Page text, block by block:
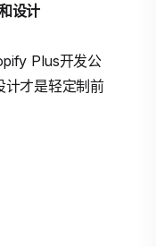
设计
Plus开发公
计才是轻定制前